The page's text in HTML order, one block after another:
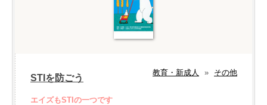
教育・新成人 » その他
STIを防ごう
エイズもSTIの一つです